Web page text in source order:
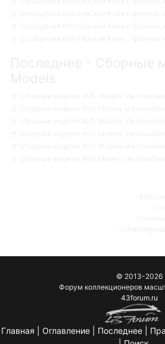
© 2013-2026
Форум коллекционеров
43forum.ru
Главная Оглавление Последнее